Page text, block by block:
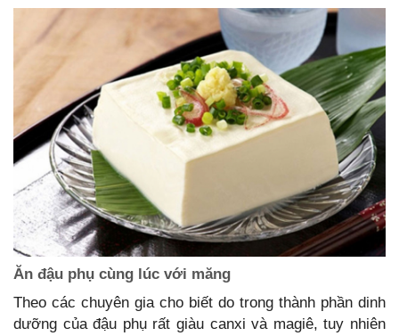
Ăn đậu phụ cùng lúc với măng
Theo các chuyên gia cho biết do trong thành phần dinh
dưỡng của đậu phụ rất giàu canxi và magiê, tuy nhiên